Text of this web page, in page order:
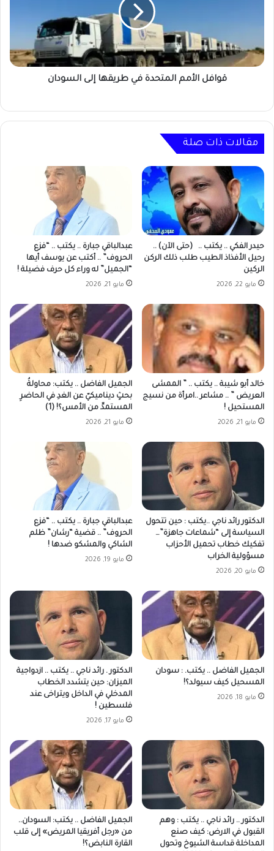
قوافل الأمم المتحدة في طريقها إلى السودان
مقالات ذات صلة
حيدر الفكي .. يكتب .. (حتى الآن) ..
رحيل الأفذاذ الطيب طلب ذلك الركن
الركين
مايو 22, 2026
عبدالباقي جبارة .. يكتب .. “فزع
الحروف” .. أكتب عن يوسف أيها
“الجميل” له وراء كل حرف فضيلة !
مايو 21, 2026
خالد أبو شيبة .. يكتب .. ” الممشى
العريض ” .. مشاعر ..امرأة من نسيج
المستحيل !
مايو 21, 2026
الجميل الفاضل .. يكتب: محاولةُ
بحثٍ ديناميكيّ عن الغدِ في الحاضرِ
المستمدِّ من الأمس؟! (1)
مايو 21, 2026
الدكتور رائد ناجي‎ ..يكتب : حين تتحول
السياسة إلى “شماعات جاهزة”…
تفكيك خطاب تحميل الأحزاب
مسؤولية الخراب
مايو 20, 2026
عبدالباقي جبارة .. يكتب .. “فزع
الحروف” .. قضية “رشان” ظلم
الشاكي والمشكو ضدها !
مايو 19, 2026
الجميل الفاضل .. يكتب. : سودان
المسحيل كيف سيولد؟!
مايو 18, 2026
الدكتور . رائد ناجي‎ .. يكتب .. ازدواجية
الميزان: حين يتشدد الخطاب
المدخلي في الداخل ويتراخى عند
فلسطين !
مايو 17, 2026
الدكتور .. رائد ناجي‎ .. يكتب : وهم
القبول في الارض: كيف صنع
المداخلة قداسة الشيوخ وتحول
الجميل الفاضل .. يكتب: السودان..
من «رجل أفريقيا المريض» إلى قلب
القارة النابض؟!